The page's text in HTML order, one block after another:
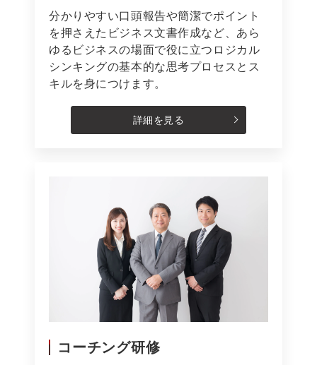
分かりやすい口頭報告や簡潔でポイント
を押さえたビジネス文書作成など、あら
ゆるビジネスの場面で役に立つロジカル
シンキングの基本的な思考プロセスとス
キルを身につけます。
詳細を見る
コーチング研修